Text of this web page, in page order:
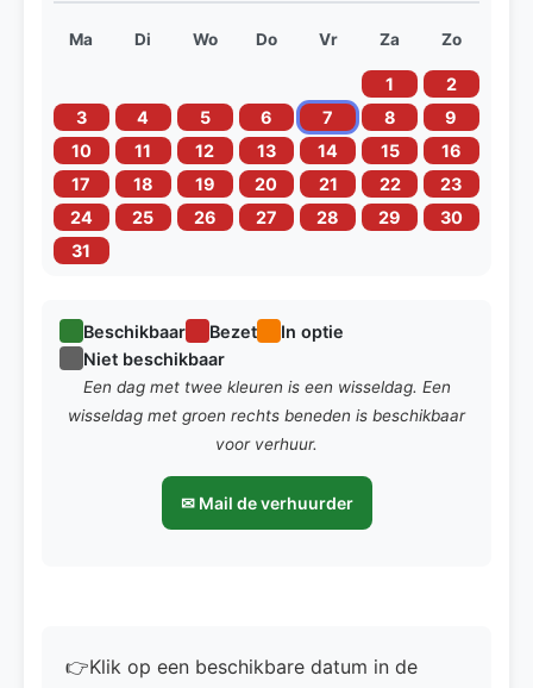
Ma Di Wo Do Vr Za Zo
1
2
3
4 5 6 7 8
9
10
11 12 13 14 15
16
17
18 19 20 21 22
23
24
25 26 27 28 29
30
31
Beschikbaar Bezet
In optie
Niet beschikbaar
Een dag met twee kleuren is een wisseldag. Een
wisseldag met groen rechts beneden is beschikbaar
voor verhuur.
✉ Mail de verhuurder
👉Klik op een beschikbare datum in de